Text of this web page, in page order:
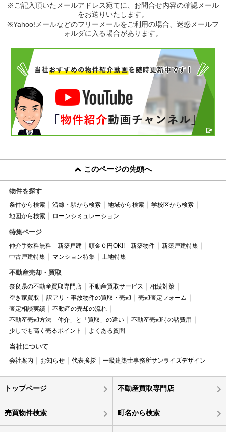
※ご記入頂いたメールアドレス宛てに、お問合せ内容の確認メール
をお送りいたします。
※Yahoo!メールなどのフリーメールをご利用の場合、迷惑メールフ
ォルダに入る場合があります。
このページの先頭へ
物件を探す
条件から検索 沿線・駅から検索 地域から検索
学校区から検索
地図から検索
ローンシミュレーション
特集ページ
仲介手数料無料 新築戸建 頭金０円OK!! 新築物件
新築戸建特集
中古戸建特集
マンション特集 土地特集
不動産売却・買取
奈良県の不動産買取専門店 不動産買取サービス
相続対策
空き家買取
訳アリ・事故物件の買取・売却
売却査定フォーム
査定相談実績
不動産の売却の流れ
不動産売却方法「仲介」と「買取」の違い
不動産売却時の諸費用
少しでも高く売るポイント
よくある質問
当社について
会社案内 お知らせ 代表挨拶 一級建築士事務所サンライズデザイン
トップページ 不動産買取専門店
売買物件検索 町名から検索